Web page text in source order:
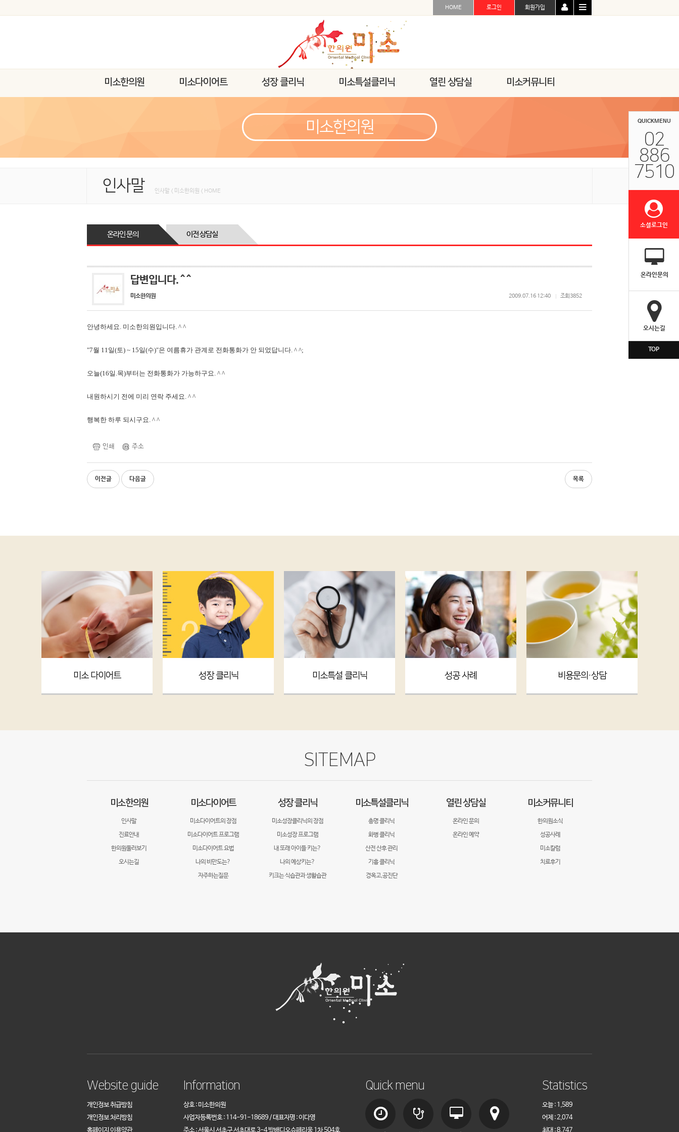
QUICKMENU
02
886
7510
소셜로그인
온라인문의
오시는길
TOP
HOME 로그인 회원가입
미소한의원 미소다이어트 성장 클리닉 미소특설클리닉 열린 상담실 미소커뮤니티
미소한의원
인사말 인사말 < 미소한의원 < HOME
온라인 문의 이전 상담실
답변입니다. ^ ^
미소한의원 조회3852
2009.07.16 12:40
안녕하세요. 미소한의원입니다. ^ ^
"7월 11일(토) ~ 15일(수)"은 여름휴가 관계로 전화통화가 안 되었답니다. ^ ^;
오늘(16일.목)부터는 전화통화가 가능하구요. ^ ^
내원하시기 전에 미리 연락 주세요. ^ ^
행복한 하루 되시구요. ^ ^
인쇄 주소
이전글 다음글 목록
미소 다이어트 성장 클리닉 미소특설 클리닉 성공 사례 비용문의·상담
SITEMAP
미소한의원
인사말
진료안내
한의원둘러보기
오시는길
미소다이어트
미소다이어트의 장점
미소다이어트 프로그램
미소다이어트 요법
나의 비만도는?
자주하는질문
성장 클리닉
미소성장클리닉의 장점
미소성장 프로그램
내 또래 아이들 키는?
나의 예상키는?
키크는 식습관과 생활습관
미소특설클리닉
총명 클리닉
화병 클리닉
산전 산후 관리
기흉 클리닉
경옥고,공진단
열린 상담실
온라인 문의
온라인 예약
미소커뮤니티
한의원소식
성공사례
미소칼럼
치료후기
Website guide
개인정보 취급방침
개인정보 처리방침
홈페이지 이용약관
Information
상호 : 미소한의원
사업자등록번호 : 114-91-18689 / 대표자명 : 이다영
주소 : 서울시 서초구 서초대로 3-4 방배디오슈페리움 1차 504호
Quick menu Statistics
오늘 : 1,589
어제 : 2,074
최대 : 8,747